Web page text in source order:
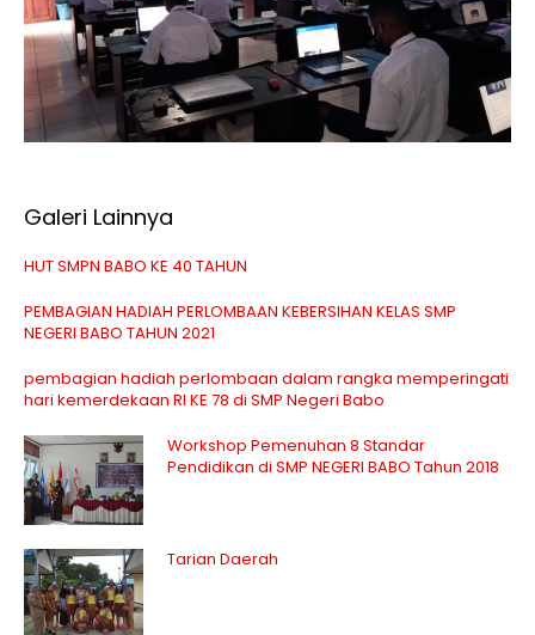
Galeri Lainnya
HUT SMPN BABO KE 40 TAHUN
PEMBAGIAN HADIAH PERLOMBAAN KEBERSIHAN KELAS SMP
NEGERI BABO TAHUN 2021
pembagian hadiah perlombaan dalam rangka memperingati
hari kemerdekaan RI KE 78 di SMP Negeri Babo
Workshop Pemenuhan 8 Standar
Pendidikan di SMP NEGERI BABO Tahun 2018
Tarian Daerah